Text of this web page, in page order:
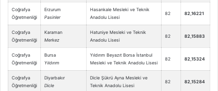
Coğrafya
Öğretmenliği
Erzurum
Pasinler
Hasankale Mesleki ve Teknik
Anadolu Lisesi
82 82,16221
Coğrafya
Öğretmenliği
Karaman
Merkez
Hatuniye Mesleki ve Teknik
Anadolu Lisesi
82 82,15883
Coğrafya
Öğretmenliği
Bursa
Yıldırım
Yıldırım Beyazıt Borsa İstanbul
Mesleki ve Teknik Anadolu Lisesi
82 82,15324
Coğrafya
Öğretmenliği
Diyarbakır
Dicle
Dicle Şükrü Ayna Mesleki ve
Teknik Anadolu Lisesi
82 82,15284